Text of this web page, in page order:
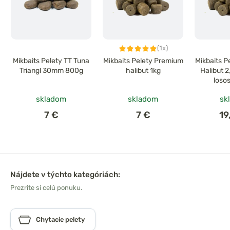
Mikbaits Pelety TT Tuna
Triangl 30mm 800g
skladom
7 €
(1x)
Mikbaits Pelety Premium
halibut 1kg
skladom
7 €
Mikbaits
Halibut
Nájdete v týchto kategóriách:
Prezrite si celú ponuku.
Chytacie pelety